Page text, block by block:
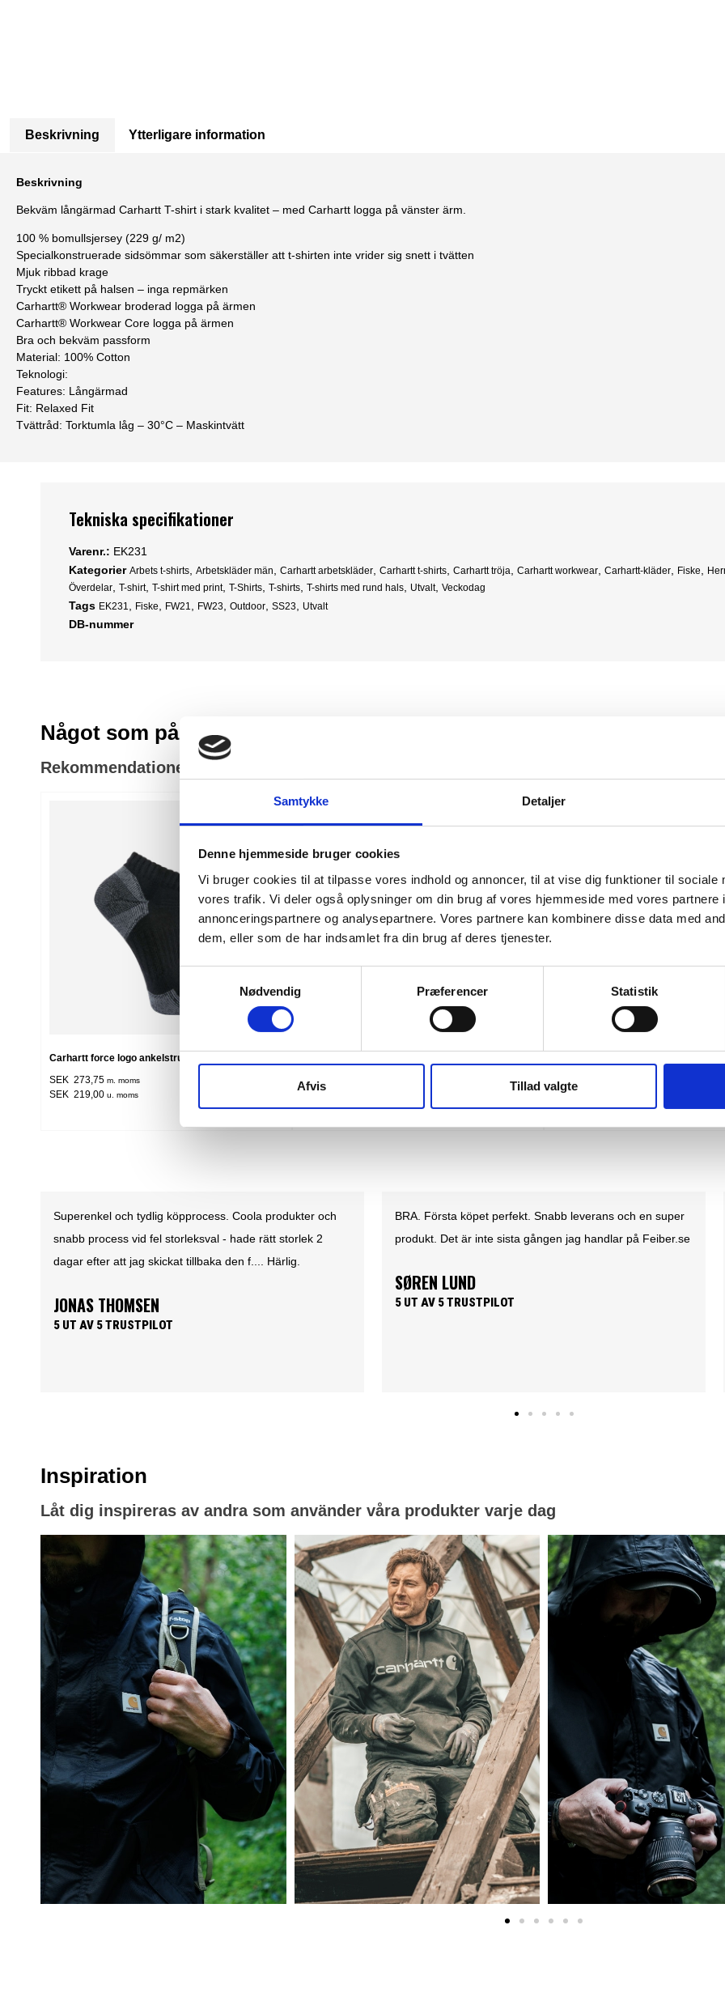
Samtykke Detaljer
Denne hjemmeside bruger cookies
Vi bruger cookies til at tilpasse vores indhold og annoncer, til at vise dig funktioner til sociale
vores trafik. Vi deler også oplysninger om din brug af vores hjemmeside med vores partnere
annonceringspartnere og analysepartnere. Vores partnere kan kombinere disse data med
dem, eller som de har indsamlet fra din brug af deres tjenester.
Nødvendig
Præferencer Statistik
Afvis Tillad valgte
Beskrivning Ytterligare information
Beskrivning
Bekväm långärmad Carhartt T-shirt i stark kvalitet – med Carhartt logga på vänster ärm.
100 % bomullsjersey (229 g/ m2)
Specialkonstruerade sidsömmar som säkerställer att t-shirten inte vrider sig snett i tvätten
Mjuk ribbad krage
Tryckt etikett på halsen – inga repmärken
Carhartt® Workwear broderad logga på ärmen
Carhartt® Workwear Core logga på ärmen
Bra och bekväm passform
Material: 100% Cotton
Teknologi:
Features: Långärmad
Fit: Relaxed Fit
Tvättråd: Torktumla låg – 30°C – Maskintvätt
Tekniska specifikationer
Varenr.: EK231
Kategorier Arbets t-shirts Arbetskläder män Carhartt arbetskläder Carhartt t-shirts Carhartt tröja Carhartt workwear Carhartt-kläder Fiske
Överdelar T-shirt, T-shirt med print, T-Shirts T-shirts T-shirts med rund hals Utvalt, Veckodag
Tags EK231 Fiske FW21 FW23 Outdoor SS23 Utvalt
DB-nummer
Något som påminner om
Rekommendationer till dig
Carhartt force logo ankelstrumpor 3-par
SEK 273,75 m. moms
SEK 219,00 u. moms
PAIR
SEK 348,75
SEK 279,00u. moms
SEK 623,75
SEK 499,00
BRA. Första köpet perfekt. Snabb leverans och en super
produkt. Det är inte sista gången jag handlar på Feiber.se
5 UT AV 5 TRUSTPILOT
Det är ett nöje att göra affärer med Feiber. En
lättförståelig och användarvänlig hemsida. Där
lättöverskådliga priser och snabb leverans......What's not
to like.
Inspiration
Låt dig inspireras av andra som använder våra produkter varje dag